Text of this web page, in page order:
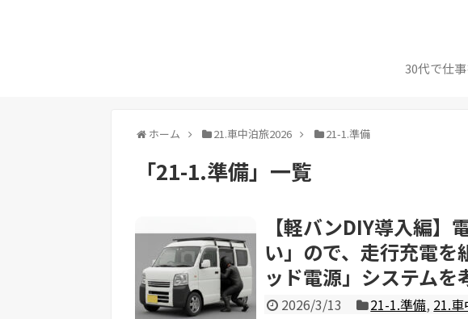
30代で仕
ホーム 21.車中泊旅2026 21-1.準備
「21-1.準備」 一覧
【軽バンDIY導入編
い」ので、走行充電を
ッド電源」システムを
2026/3/13 21-1.準備, 21.